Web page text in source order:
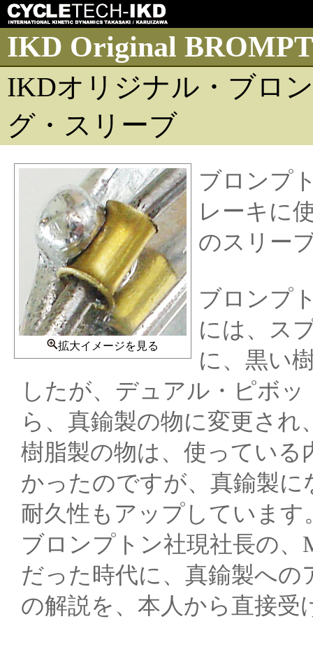
IKD Original
IKDオリジナル・ブロ
グ・スリーブ
拡大イメージを見る
ブロンプ
レーキに
のスリー
ブロンプ
には、ス
に、黒い
したが、デュアル・ピボ
ら、真鍮製の物に変更さ
樹脂製の物は、使っている
かったのですが、真鍮製
耐久性もアップしています
ブロンプトン社現社長の、
だった時代に、真鍮製へ
の解説を、本人から直接受